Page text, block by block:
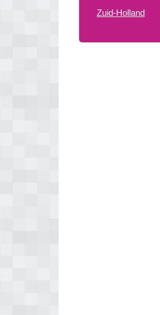
Zuid-Holland